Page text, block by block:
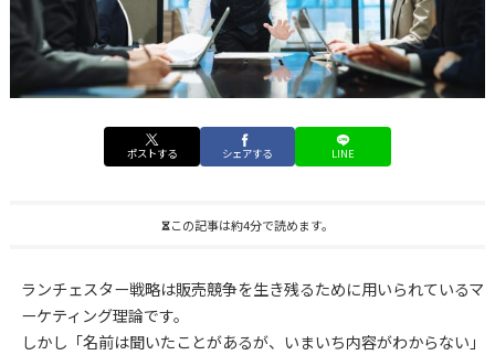
ポストする シェアする LINE
この記事は約4分で読めます。
ランチェスター戦略は販売競争を生き残るために用いられているマ
ーケティング理論です。
しかし「名前は聞いたことがあるが、いまいち内容がわからない」